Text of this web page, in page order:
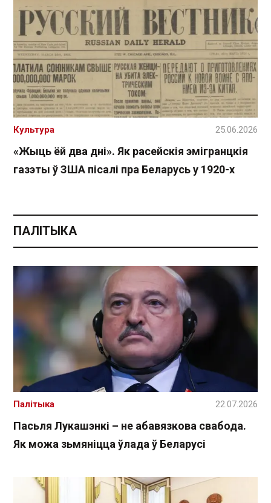
«Жыць ёй два дні». Як расейскія эмігранцкія
газэты ў ЗША пісалі пра Беларусь у 1920-х
Культура 25.06.2026
ПАЛІТЫКА
Пасьля Лукашэнкі – не абавязкова свабода.
Як можа зьмяніцца ўлада ў Беларусі
Палітыка 22.07.2026